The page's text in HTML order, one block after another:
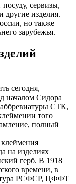
сервизы,
другие изделия.
но также
зарубежья.
сегодня,
началом Сидора
аббревиатуры СТК,
того
полный
на изделиях
герб. В 1918
времени, в
РСФСР, ЦФФТ